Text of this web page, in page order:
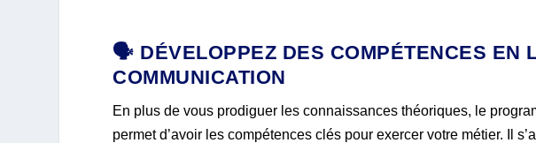
🗣️ DÉVELOPPEZ DES COMPÉTENCES EN
COMMUNICATION
En plus de vous prodiguer les connaissances théoriques, le
permet d’avoir les compétences clés pour exercer votre métier. Il